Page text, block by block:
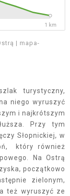
| mapa-
turystyczny,
na niego wyruszyć
i najkrótszym
Przy tym
Słopnickiej, w
który również
Na Ostrą
początkowo
zielonym,
też wyruszyć ze